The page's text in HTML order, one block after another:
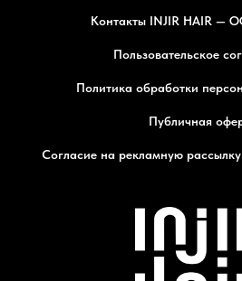
Контакты INJIR HAIR —
Пользовательское
Политика обработки
Публичная
Согласие на рекламную рассылку